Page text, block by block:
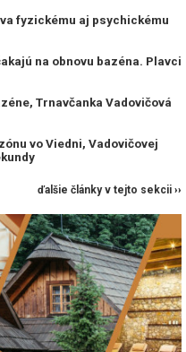
fyzickému aj psychickému
na obnovu bazéna. Plavci
Trnavčanka Vadovičová
vo Viedni, Vadovičovej
ďalšie články v tejto sekcii ››